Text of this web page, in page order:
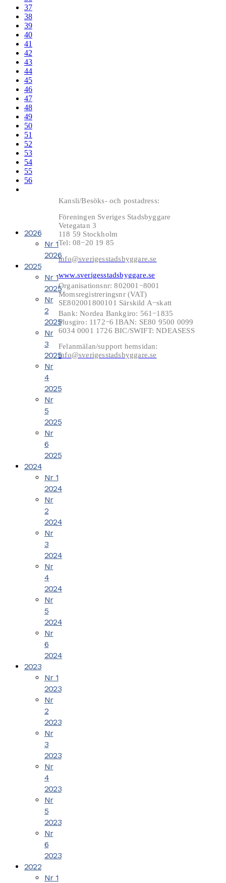
37
38
39
40
41
42
43
44
45
46
47
48
49
50
51
52
53
54
55
56
2026
Nr 1
2026
2025
Nr 1
2025
Nr
2
2025
Nr
3
2025
Nr
4
2025
Nr
5
2025
Nr
6
2025
2024
Nr 1
2024
Nr
2
2024
Nr
3
2024
Nr
4
2024
Nr
5
2024
Nr
6
2024
2023
Nr 1
2023
Nr
2
2023
Nr
3
2023
Nr
4
2023
Nr
5
2023
Nr
6
2023
2022
Nr 1
Kansli/Besöks- och postadress:
Föreningen Sveriges Stadsbyggare
Vetegatan 3
118 59 Stockholm
Tel: 08−20 19 85
info@sverigesstadsbyggare.se
www.sverigesstadsbyggare.se
Organisationsnr: 802001−8001
Momsregistreringsnr (VAT)
SE802001800101 Särskild A−skatt
Bank: Nordea Bankgiro: 561−1835
Plusgiro: 1172−6 IBAN: SE80 9500 0099
6034 0001 1726 BIC/SWIFT: NDEASESS
Felanmälan/support hemsidan:
info@sverigesstadsbyggare.se